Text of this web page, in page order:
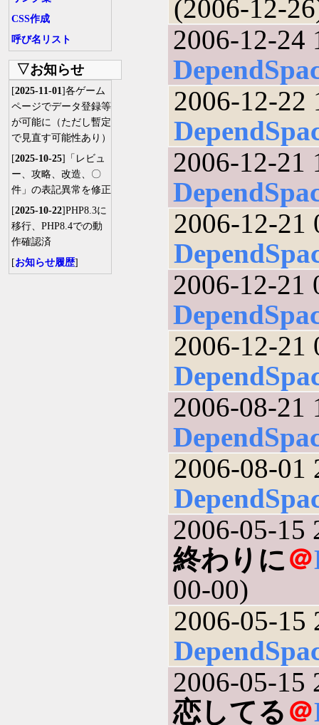
CSS作成
呼び名リスト
▽お知らせ
[2025-11-01]各ゲーム
ページでデータ登録等
が可能に（ただし暫定
で見直す可能性あり）
[2025-10-25]「レビュ
ー、攻略、改造、〇
件」の表記異常を修正
[2025-10-22]PHP8.3に
移行、PHP8.4での動
作確認済
[お知らせ履歴]
(2006-12-
2006-12-24
2006-12-22
2006-12-21
2006-12-21
2006-12-21
2006-12-21
2006-08-21
2006-08-01
2006-05-15
終わりに＠
00-00)
2006-05-15
2006-05-15
恋してる ＠